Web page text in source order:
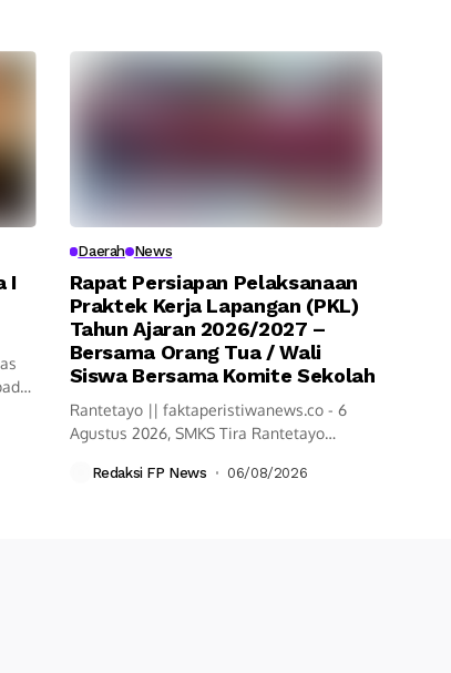
I
Daerah News
Rapat Persiapan Pelaksanaan
Praktek Kerja Lapangan (PKL)
Tahun Ajaran 2026/2027 –
Bersama Orang Tua / Wali
Siswa Bersama Komite Sekolah
Rantetayo || faktaperistiwanews.co - 6
Agustus 2026, SMKS Tira Rantetayo
Redaksi FP News 06/08/2026